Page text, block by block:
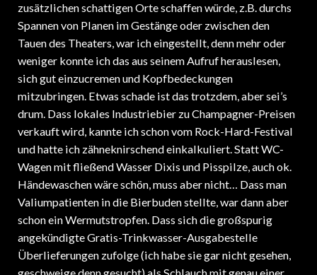
Spannen von Planen im Gestänge oder zwischen den
Tauen des Theaters, war ich eingestellt, denn mehr oder
weniger konnte ich das aus seinem Aufruf herauslesen,
sich gut einzucremen und Kopfbedeckungen
mitzubringen. Etwas schade ist das trotzdem, aber sei’s
drum. Dass lokales Industriebier zu Champagner-Preisen
verkauft wird, kannte ich schon vom Rock-Hard-Festival
und hatte ich zähneknirschend einkalkuliert. Statt WC-
Wagen mit fließend Wasser Dixis und Pisspilze, auch ok.
Händewaschen wäre schön, muss aber nicht… Dass man
Valiumpatienten in die Bierbuden stellte, war dann aber
schon ein Wermutstropfen. Dass sich die großspurig
angekündigte Gratis-Trinkwasser-Ausgabestelle
Überlieferungen zufolge (ich habe sie gar nicht gesehen,
geschweige denn gesucht) als Schlauch mit genau einer